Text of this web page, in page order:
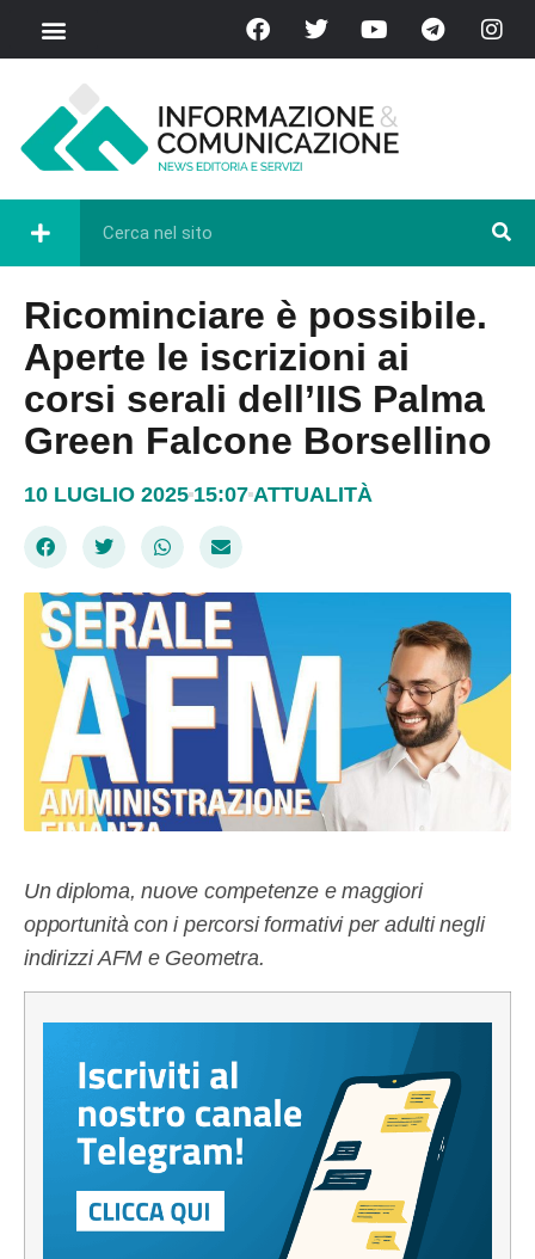
Ricominciare è possibile.
Aperte le iscrizioni ai
corsi serali dell’IIS Palma
Green Falcone Borsellino
10 LUGLIO 2025 15:07 ATTUALITÀ
Un diploma, nuove competenze e maggiori
opportunità con i percorsi formativi per adulti negli
indirizzi AFM e Geometra.